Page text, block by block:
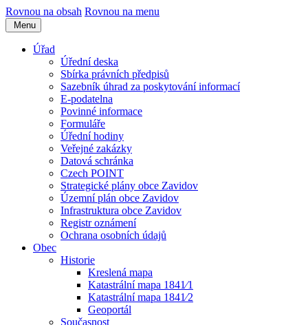
Rovnou na obsah Rovnou na menu
Menu
Úřad
Úřední deska
Sbírka právních předpisů
Sazebník úhrad za poskytování informací
E-podatelna
Povinné informace
Formuláře
Úřední hodiny
Veřejné zakázky
Datová schránka
Czech POINT
Strategické plány obce Zavidov
Územní plán obce Zavidov
Infrastruktura obce Zavidov
Registr oznámení
Ochrana osobních údajů
Obec
Historie
Kreslená mapa
Katastrální mapa 1841⁄1
Katastrální mapa 1841⁄2
Geoportál
Současnost